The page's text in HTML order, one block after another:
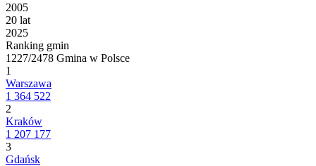
2005
20 lat
2025
Ranking gmin
1227/2478 Gmina w Polsce
1
Warszawa
1 364 522
2
Kraków
1 207 177
3
Gdańsk